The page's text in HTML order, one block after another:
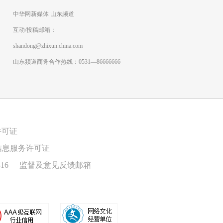
中华网新媒体 山东频道
互动/投稿邮箱：
shandong@zhixun.china.com
山东频道商务合作热线：0531—86666666
证
服务许可证
监督及意见反馈邮箱